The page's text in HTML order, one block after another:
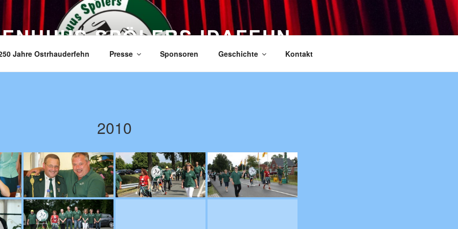
SPÖLERS IDAFEHN
Jahre Ostrhauderfehn Presse Sponsoren Geschichte Kontakt
2010